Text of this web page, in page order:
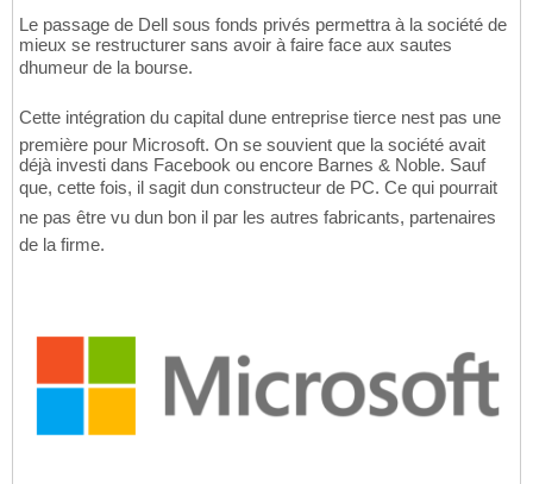
Le passage de Dell sous fonds privés permettra à la société de
mieux se restructurer sans avoir à faire face aux sautes
dhumeur de la bourse.
Cette intégration du capital dune entreprise tierce nest pas une
première pour Microsoft. On se souvient que la société avait
déjà investi dans Facebook ou encore Barnes & Noble. Sauf
que, cette fois, il sagit dun constructeur de PC. Ce qui pourrait
ne pas être vu dun bon il par les autres fabricants, partenaires
de la firme.